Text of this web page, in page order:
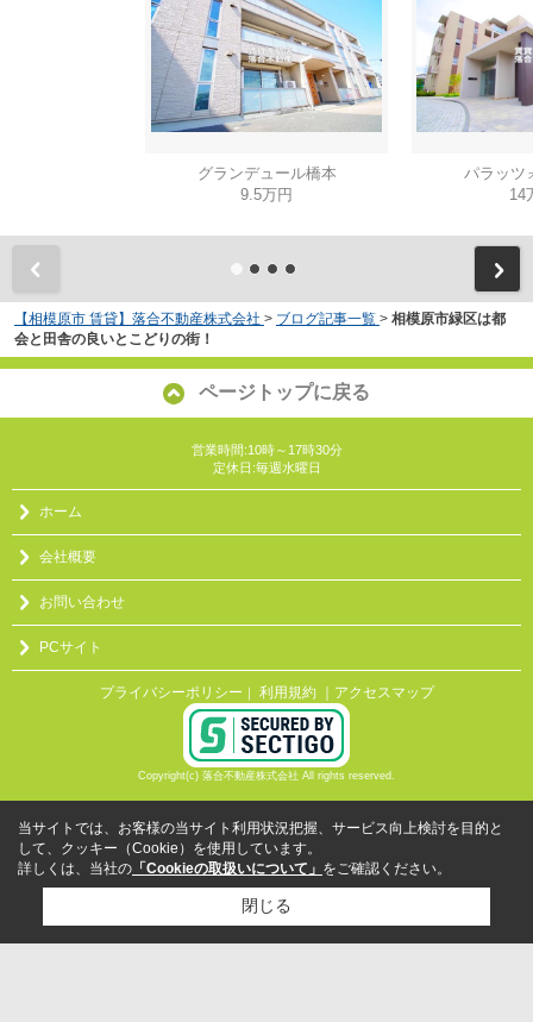
グランデュール橋本
9.5万円
パラッ
14
【相模原市 賃貸】落合不動産株式会社 > ブログ記事一覧 > 相模原市緑区は都
会と田舎の良いとこどりの街！
ページトップに戻る
営業時間:10時～17時30分
定休日:毎週水曜日
ホーム
会社概要
お問い合わせ
PCサイト
プライバシーポリシー ｜ 利用規約 ｜アクセスマップ
Copyright(c) 落合不動産株式会社 All rights reserved.
当サイトでは、お客様の当サイト利用状況把握、サービス向上検討を目的と
して、クッキー（Cookie）を使用しています。
詳しくは、当社の 「Cookieの取扱いについて」 をご確認ください。
閉じる